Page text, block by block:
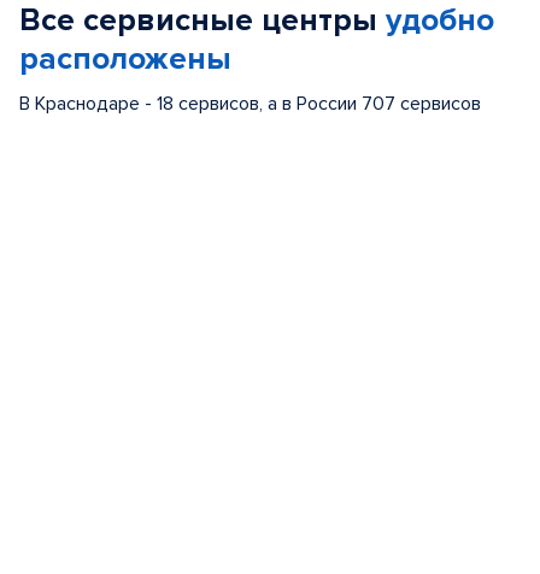
Все сервисные центры удобно
расположены
В Краснодаре - 18 сервисов, а в России 707 сервисов